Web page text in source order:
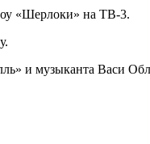
«Шерлоки» на ТВ-3.
и музыканта Васи